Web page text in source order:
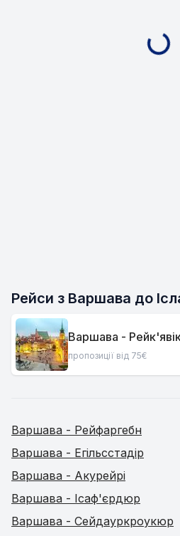
Рейси з Варшава до
Варшава -
пропозиції від 75€
Варшава - Рейфаргебн
Варшава - Егільсстадір
Варшава - Акурейрі
Варшава - Ісаф'єрдюр
Варшава - Сейдауркроукюр